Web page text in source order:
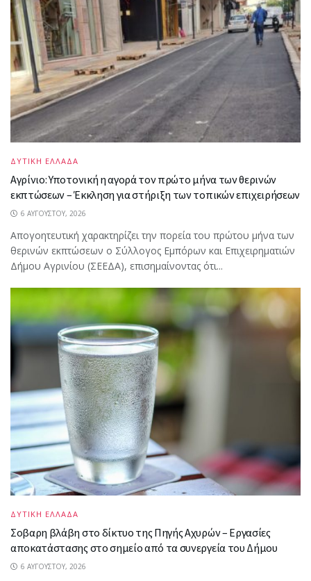
ΔΥΤΙΚΗ ΕΛΛΑΔΑ
Αγρίνιο: Υποτονική η αγορά τον πρώτο μήνα των θερινών
εκπτώσεων – Έκκληση για στήριξη των τοπικών επιχειρήσεων
6 ΑΥΓΟΎΣΤΟΥ, 2026
Απογοητευτική χαρακτηρίζει την πορεία του πρώτου μήνα των
θερινών εκπτώσεων ο Σύλλογος Εμπόρων και Επιχειρηματιών
Δήμου Αγρινίου (ΣΕΕΔΑ), επισημαίνοντας ότι...
ΔΥΤΙΚΗ ΕΛΛΑΔΑ
Σοβαρη βλάβη στο δίκτυο της Πηγής Αχυρών – Εργασίες
αποκατάστασης στο σημείο από τα συνεργεία του Δήμου
6 ΑΥΓΟΎΣΤΟΥ, 2026